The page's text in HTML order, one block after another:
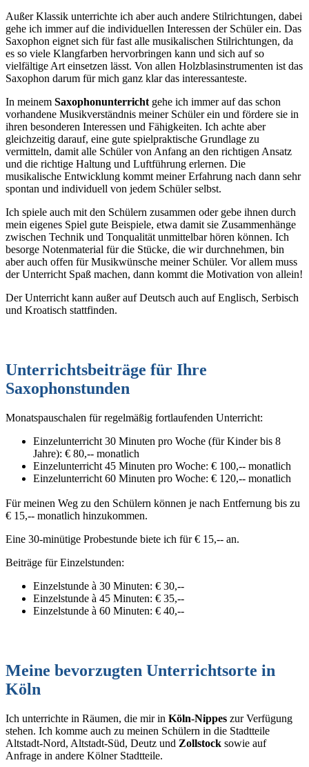
Außer Klassik unterrichte ich aber auch andere Stilrichtungen, dabei
gehe ich immer auf die individuellen Interessen der Schüler ein. Das
Saxophon eignet sich für fast alle musikalischen Stilrichtungen, da
es so viele Klangfarben hervorbringen kann und sich auf so
vielfältige Art einsetzen lässt. Von allen Holzblasinstrumenten ist das
Saxophon darum für mich ganz klar das interessanteste.
In meinem Saxophonunterrichtgehe ich immer auf das schon
vorhandene Musikverständnis meiner Schüler ein und fördere sie in
ihren besonderen Interessen und Fähigkeiten. Ich achte aber
gleichzeitig darauf, eine gute spielpraktische Grundlage zu
vermitteln, damit alle Schüler von Anfang an den richtigen Ansatz
und die richtige Haltung und Luftführung erlernen. Die
musikalische Entwicklung kommt meiner Erfahrung nach dann sehr
spontan und individuell von jedem Schüler selbst.
Ich spiele auch mit den Schülern zusammen oder gebe ihnen durch
mein eigenes Spiel gute Beispiele, etwa damit sie Zusammenhänge
zwischen Technik und Tonqualität unmittelbar hören können. Ich
besorge Notenmaterial für die Stücke, die wir durchnehmen, bin
aber auch offen für Musikwünsche meiner Schüler. Vor allem muss
der Unterricht Spaß machen, dann kommt die Motivation von allein!
Der Unterricht kann außer auf Deutsch auch auf Englisch, Serbisch
und Kroatisch stattfinden.
Unterrichtsbeiträge für Ihre
Saxophonstunden
Monatspauschalen für regelmäßig fortlaufenden Unterricht:
Einzelunterricht 30 Minuten pro Woche (für Kinder bis 8
Jahre): € 80,-- monatlich
Einzelunterricht 45 Minuten pro Woche: € 100,-- monatlich
Einzelunterricht 60 Minuten pro Woche: € 120,-- monatlich
Für meinen Weg zu den Schülern können je nach Entfernung bis zu
€ 15,-- monatlich hinzukommen.
Eine 30-minütige Probestunde biete ich für € 15,-- an.
Beiträge für Einzelstunden:
Einzelstunde à 30 Minuten: € 30,--
Einzelstunde à 45 Minuten: € 35,--
Einzelstunde à 60 Minuten: € 40,--
Meine bevorzugten Unterrichtsorte in
Köln
Ich unterrichte in Räumen, die mir in Köln-Nippes zur Verfügung
stehen. Ich komme auch zu meinen Schülern in die Stadtteile
Altstadt-Nord, Altstadt-Süd, Deutz und Zollstock sowie auf
Anfrage in andere Kölner Stadtteile.